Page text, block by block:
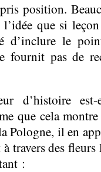
position.
que si
d’inclure le
fournit pas de
d’histoire
que cela
Pologne, il en
travers des
: